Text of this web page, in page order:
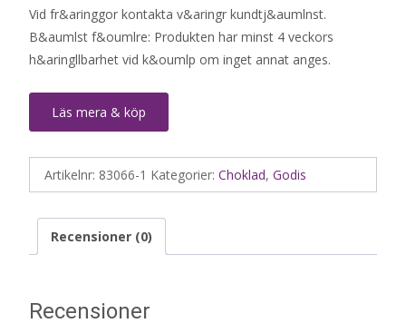
Vid fr&aringgor kontakta v&aringr kundtj&aumlnst.
B&aumlst f&oumlre: Produkten har minst 4 veckors
h&aringllbarhet vid k&oumlp om inget annat anges.
Läs mera & köp
Artikelnr: 83066-1 Kategorier: Choklad, Godis
Recensioner (0)
Recensioner